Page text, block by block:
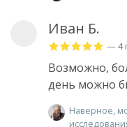
Иван Б.
— 4
Возможно,
день можно
Наверное,